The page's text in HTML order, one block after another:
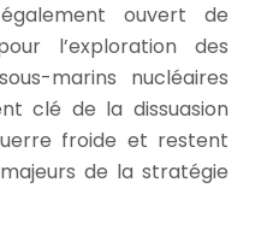
ouvert de
l’exploration des
marins nucléaires
clé de la dissuasion
froide et restent
de la stratégie